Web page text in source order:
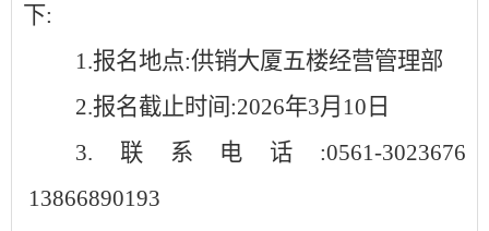
下:
1.报名地点:供销大厦五楼经营管理部
2.报名截止时间:2026年3月10日
3.联系电话:0561-3023676
13866890193